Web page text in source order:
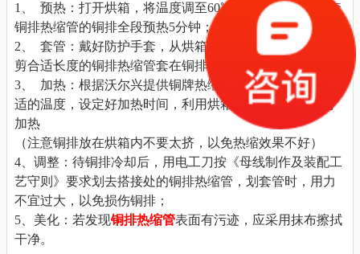
1、 预热：打开烘箱，将温度调至60℃~70℃左右，对需套
铜排热缩管的铜排全段预热5分钟；
2、 套管：戴好防护手套，从烘箱内依次取出铜排，
剪合适长度的铜排热缩管套在铜排上；
3、 加热：根据沃尔兴提供铜牌热缩管产品资料，选择合
适的温度，设定好加热时间，利用烘箱对铜排热缩管进行
加热
（注意铜排放在烘箱内不要太挤，以免热缩效果不好）
4、调整：待铜排冷却后，用电工刀按《母线制作及装配工
艺守则》要求划去搭接处的铜排热缩管，划套管时，用力
不宜过大，以免损伤铜排；
5、美化：若发现铜排热缩管表面有污迹，应采用抹布擦拭
干净。